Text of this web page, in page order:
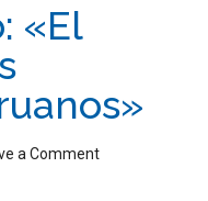
«El
a Comment